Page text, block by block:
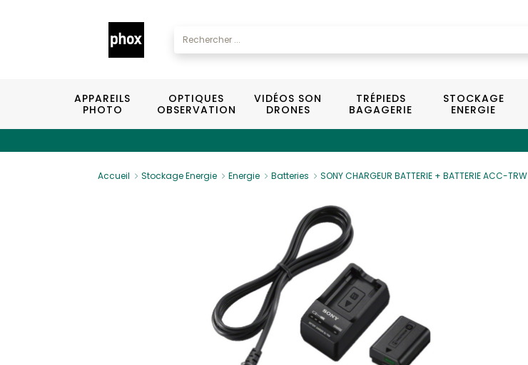
APPAREILS
PHOTO
OPTIQUES
OBSERVATION
VIDÉOS SON
DRONES
TRÉPIEDS
BAGAGERIE
STOCKAGE
ENERGIE
Accueil Stockage Energie Energie Batteries SONY CHARGEUR BATTERIE + BATTERIE ACC-TRW